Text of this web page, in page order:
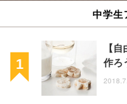
中学生
【
作ろ